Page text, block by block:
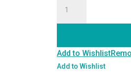
απολέπισης
200ml
Add to Wishlist
Add to Wishlist